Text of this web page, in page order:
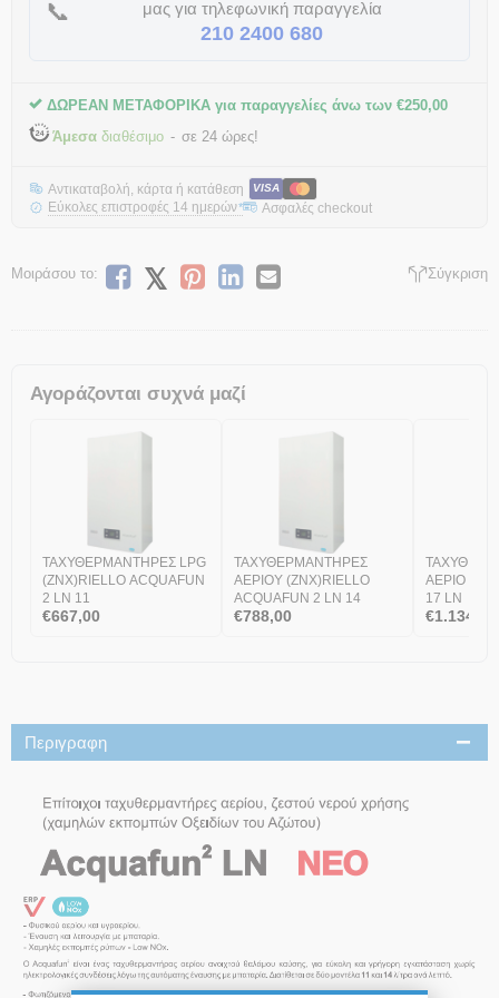
📞 μας για τηλεφωνική παραγγελία
210 2400 680
ΔΩΡΕΑΝ ΜΕΤΑΦΟΡΙΚΑ για παραγγελίες άνω των €250,00
Άμεσα διαθέσιμο σε 24 ώρες!
Αντικαταβολή, κάρτα ή κατάθεση VISA
Εύκολες επιστροφές 14 ημερών* Ασφαλές checkout
Μοιράσου το: Σύγκριση
Αγοράζονται συχνά μαζί
ΤΑΧΥΘΕΡΜΑΝΤΗΡΕΣ LPG
(ZNX)RIELLO ACQUAFUN
2 LN 11
€667,00
ΤΑΧΥΘΕΡΜΑΝΤΗΡΕΣ
ΑΕΡΙΟΥ (ZNX)RIELLO
ACQUAFUN 2 LN 14
€788,00
ΑΕΡΙΟ
17 LN
€1.134,00
Περιγραφη